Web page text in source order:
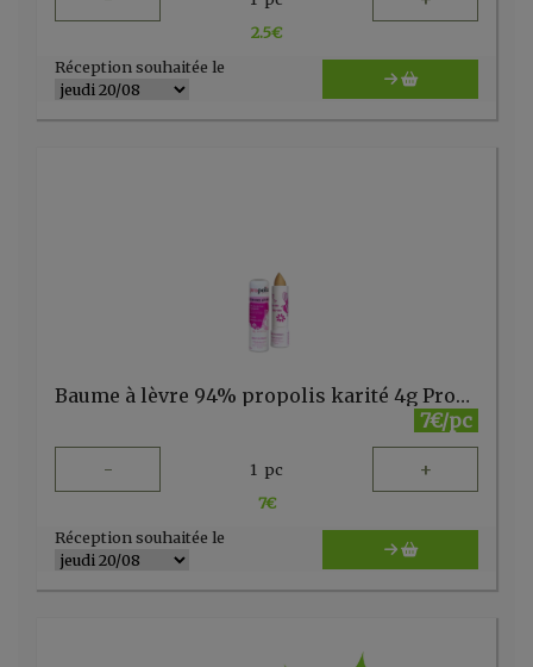
2.5€
Réception souhaitée le
Baume à lèvre 94% propolis karité 4g Propolia
7€/pc
- 1 pc +
7€
Réception souhaitée le